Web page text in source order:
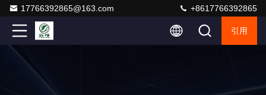
17766392865@163.com +8617766392865
引用